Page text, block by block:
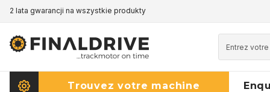
2 lata gwarancji na wszystkie produkty
Trouvez votre machine